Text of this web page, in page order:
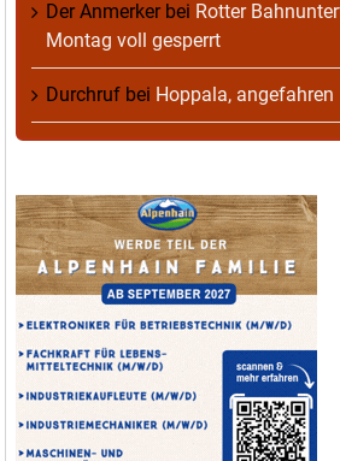
Der Anmerkerbei Rotter
Montag voll gesperrt
Durchruf bei Hoppala, angefahren